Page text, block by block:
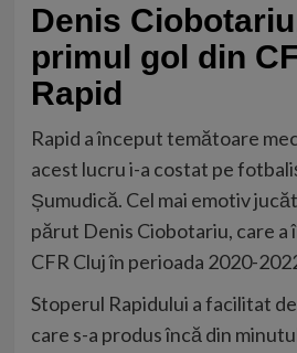
Denis
primul gol din
Rapid
Rapid a început temătoare
acest lucru i-a costat pe
Șumudică. Cel mai emotiv
părut Denis Ciobotariu, care a
CFR Cluj în perioada 2020-
Stoperul Rapidului a facilitat
care s-a produs încă din